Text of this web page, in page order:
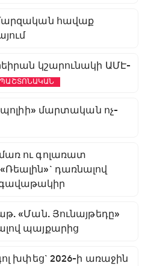
հավաք
կշարունակի ԱՄԷ-
ՊԱՇՏՈՆԱԿԱՆ
մարտական ոչ-
ու գոլառատ
դառնալով
«Ման. Յունայթեդը»
պայքարից
խփեց` 2026-ի առաջին